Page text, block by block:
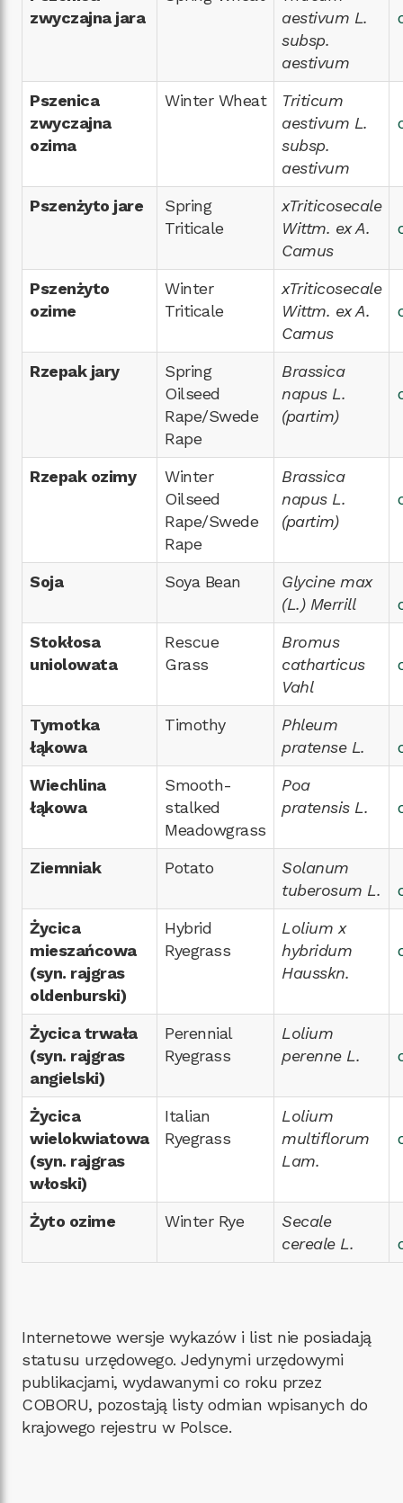
zwyczajna jara
aestivum L.
subsp.
aestivum
Pszenica
zwyczajna
ozima
Winter Wheat
Triticum
aestivum L.
subsp.
aestivum
Pszenżyto jare
Spring
Triticale
xTriticosecale
Wittm. ex A.
Camus
Pszenżyto
ozime
Winter
Triticale
xTriticosecale
Wittm. ex A.
Camus
Rzepak jary
Spring
Oilseed
Rape/Swede
Rape
Brassica
napus L.
(partim)
Rzepak ozimy
Winter
Oilseed
Rape/Swede
Rape
Brassica
napus L.
(partim)
Soja Soya Bean
Glycine max
(L.) Merrill
Stokłosa
uniolowata
Rescue
Grass
Bromus
catharticus
Vahl
Tymotka
łąkowa
Timothy
Phleum
pratense L.
Wiechlina
łąkowa
Smooth-
stalked
Meadowgrass
Poa
pratensis L.
Ziemniak Potato
Solanum
tuberosum L.
Życica
mieszańcowa
(syn. rajgras
oldenburski)
Hybrid
Ryegrass
Lolium x
hybridum
Hausskn.
Życica trwała
(syn. rajgras
angielski)
Perennial
Ryegrass
Lolium
perenne L.
Życica
wielokwiatowa
(syn. rajgras
włoski)
Italian
Ryegrass
Lolium
multiflorum
Lam.
Żyto ozime Winter Rye
Secale
cereale L.
Internetowe wersje wykazów i list nie posiadają
statusu urzędowego. Jedynymi urzędowymi
publikacjami, wydawanymi co roku przez
COBORU, pozostają listy odmian wpisanych do
krajowego rejestru w Polsce.